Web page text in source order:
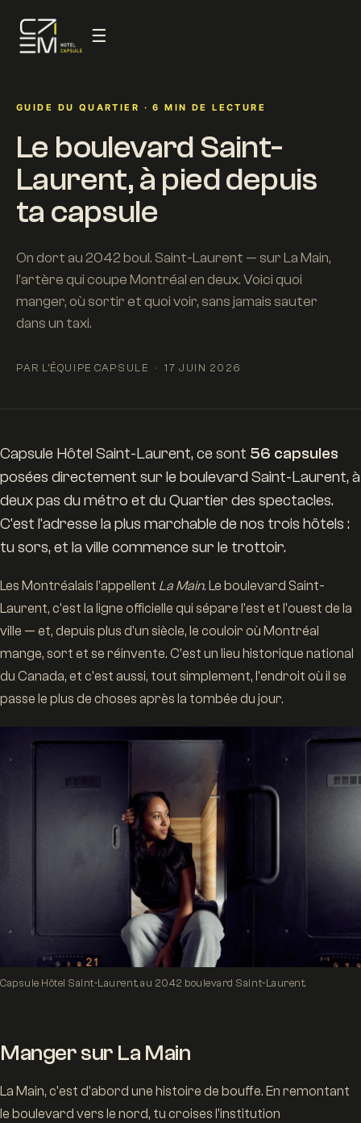
☰
GUIDE DU QUARTIER · 6 MIN DE LECTURE
Le boulevard Saint-
Laurent, à pied depuis
ta capsule
On dort au 2042 boul. Saint-Laurent — sur La Main,
l'artère qui coupe Montréal en deux. Voici quoi
manger, où sortir et quoi voir, sans jamais sauter
dans un taxi.
PAR L'ÉQUIPE CAPSULE 17 JUIN 2026
Capsule Hôtel Saint-Laurent, ce sont 56 capsules
posées directement sur le boulevard Saint-Laurent, à
deux pas du métro et du Quartier des spectacles.
C'est l'adresse la plus marchable de nos trois hôtels :
tu sors, et la ville commence sur le trottoir.
Les Montréalais l'appellent La Main. Le boulevard Saint-
Laurent, c'est la ligne officielle qui sépare l'est et l'ouest de la
ville — et, depuis plus d'un siècle, le couloir où Montréal
mange, sort et se réinvente. C'est un lieu historique national
du Canada, et c'est aussi, tout simplement, l'endroit où il se
passe le plus de choses après la tombée du jour.
Capsule Hôtel Saint-Laurent, au 2042 boulevard Saint-Laurent.
Manger sur La Main
La Main, c'est d'abord une histoire de bouffe. En remontant
le boulevard vers le nord, tu croises l'institution